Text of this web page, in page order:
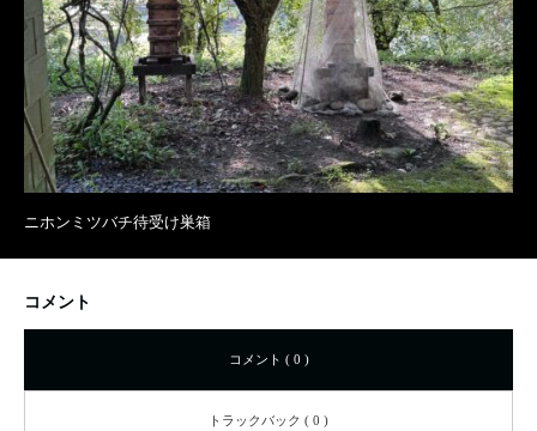
ニホンミツバチ待受け巣箱
コメント
コメント ( 0 )
トラックバック ( 0 )